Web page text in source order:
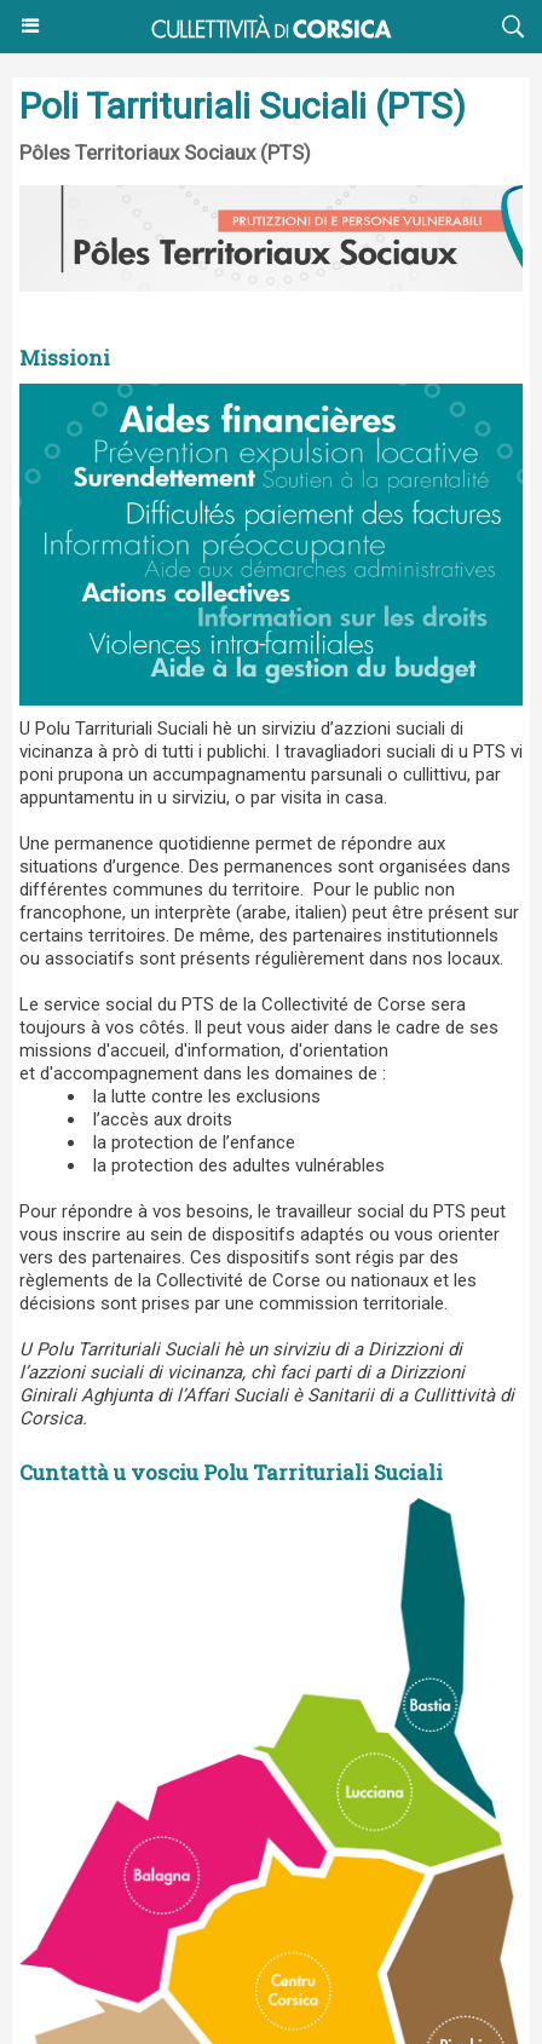
Poli Tarrituriali Suciali (PTS)
Pôles Territoriaux Sociaux (PTS)
Missioni
U Polu Tarrituriali Suciali hè un sirviziu d’azzioni suciali di
vicinanza à prò di tutti i publichi. I travagliadori suciali di u PTS vi
poni prupona un accumpagnamentu parsunali o cullittivu, par
appuntamentu in u sirviziu, o par visita in casa.
Une permanence quotidienne permet de répondre aux
situations d’urgence. Des permanences sont organisées dans
différentes communes du territoire. Pour le public non
francophone, un interprète (arabe, italien) peut être présent sur
certains territoires. De même, des partenaires institutionnels
ou associatifs sont présents régulièrement dans nos locaux.
Le service social du PTS de la Collectivité de Corse sera
toujours à vos côtés. Il peut vous aider dans le cadre de ses
missions d'accueil, d'information, d'orientation
et d'accompagnement dans les domaines de :
la lutte contre les exclusions
l’accès aux droits
la protection de l’enfance
la protection des adultes vulnérables
Pour répondre à vos besoins, le travailleur social du PTS peut
vous inscrire au sein de dispositifs adaptés ou vous orienter
vers des partenaires. Ces dispositifs sont régis par des
règlements de la Collectivité de Corse ou nationaux et les
décisions sont prises par une commission territoriale.
U Polu Tarrituriali Suciali hè un sirviziu di a Dirizzioni di
l’azzioni suciali di vicinanza, chì faci parti di a Dirizzioni
Ginirali Aghjunta di l’Affari Suciali è Sanitarii di a Cullittività di
Corsica.
Cuntattà u vosciu Polu Tarrituriali Suciali